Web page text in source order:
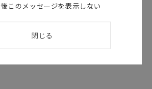
このメッセージを表示しない
閉じる